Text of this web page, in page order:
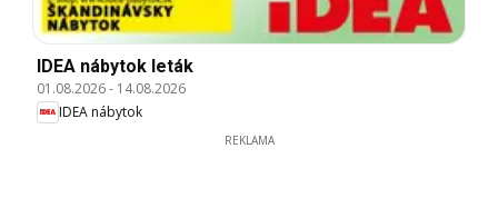
IDEA nábytok leták
01.08.2026- 14.08.2026
IDEA nábytok
REKLAMA